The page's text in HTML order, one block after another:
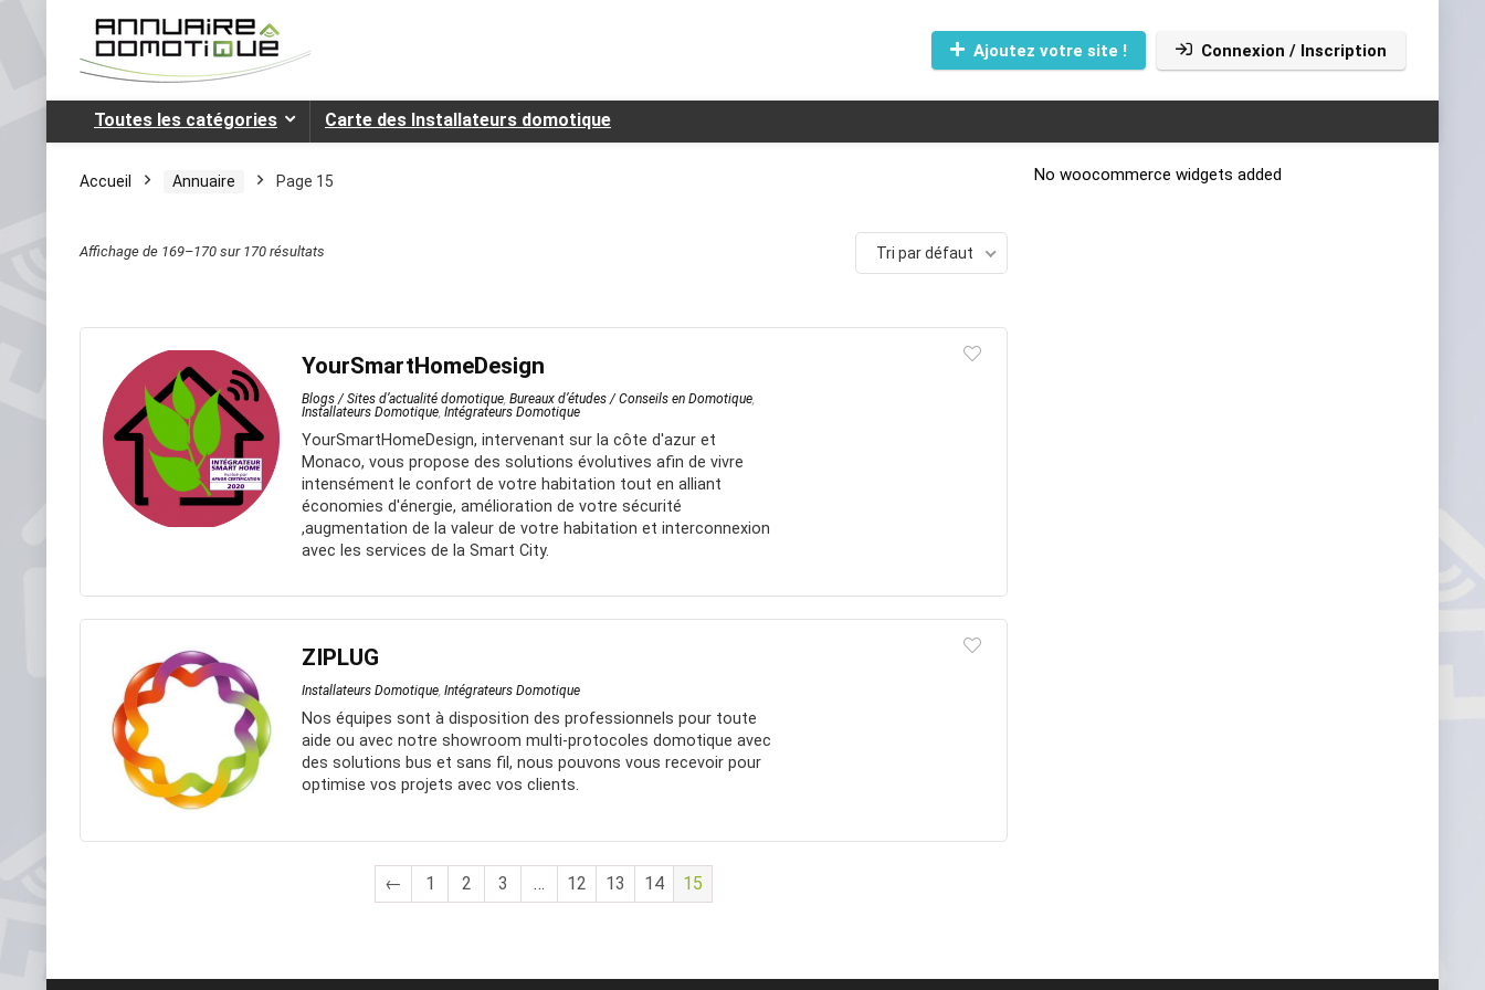
Ajoutez votre site ! Connexion / Inscription
Toutes les catégories Carte des Installateurs domotique
Accueil Annuaire Page 15
Affichage de 169–170 sur 170 résultats Tri par défaut
YourSmartHomeDesign
Blogs / Sites d’actualité domotique, Bureaux d’études / Conseils en Domotique,
Installateurs Domotique, Intégrateurs Domotique
YourSmartHomeDesign, intervenant sur la côte d'azur et
Monaco, vous propose des solutions évolutives afin de vivre
intensément le confort de votre habitation tout en alliant
économies d'énergie, amélioration de votre sécurité
,augmentation de la valeur de votre habitation et interconnexion
avec les services de la Smart City.
ZIPLUG
Installateurs Domotique, Intégrateurs Domotique
Nos équipes sont à disposition des professionnels pour toute
aide ou avec notre showroom multi-protocoles domotique avec
des solutions bus et sans fil, nous pouvons vous recevoir pour
optimise vos projets avec vos clients.
← 1 2 3 … 12 13 14 15
No woocommerce widgets added